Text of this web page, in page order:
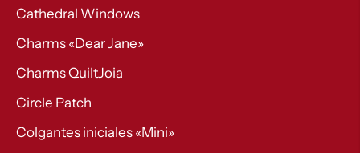
Cathedral Windows
Charms «Dear Jane»
Charms QuiltJoia
Circle Patch
Colgantes iniciales «Mini»